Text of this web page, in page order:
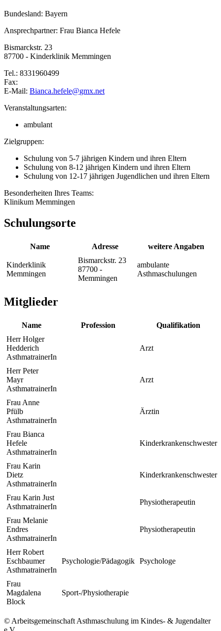
Bundesland: Bayern
Ansprechpartner: Frau Bianca Hefele
Bismarckstr. 23
87700 - Kinderklinik Memmingen
Tel.: 8331960499
Fax:
E-Mail: Bianca.hefele@gmx.net
Veranstaltungsarten:
ambulant
Zielgruppen:
Schulung von 5-7 jährigen Kindern und ihren Eltern
Schulung von 8-12 jährigen Kindern und ihren Eltern
Schulung von 12-17 jährigen Jugendlichen und ihren Eltern
Besonderheiten Ihres Teams:
Klinikum Memmingen
Schulungsorte
Name Adresse weitere Angaben
Kinderklinik
Memmingen
Bismarckstr. 23
87700 -
Memmingen
ambulante
Asthmaschulungen
Mitglieder
Name Profession
Qualifikation
Herr Holger
Hedderich
AsthmatrainerIn
Arzt
Herr Peter
Mayr
AsthmatrainerIn
Arzt
Frau Anne
Pfülb
AsthmatrainerIn
Ärztin
Frau Bianca
Hefele
AsthmatrainerIn
Kinderkrankenschwester
Frau Karin
Dietz
AsthmatrainerIn
Kinderkrankenschwester
Frau Karin Just
AsthmatrainerIn
Physiotherapeutin
Frau Melanie
Endres
AsthmatrainerIn
Physiotherapeutin
Herr Robert
Eschbaumer
AsthmatrainerIn
Psychologie/Pädagogik Psychologe
Frau
Magdalena
Block
Sport-/Physiotherapie
© Arbeitsgemeinschaft Asthmaschulung im Kindes- & Jugendalter